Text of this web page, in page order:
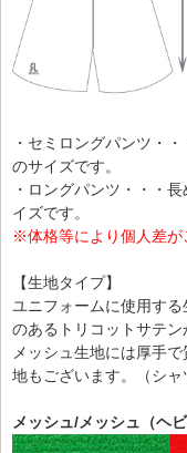
・セミロングパンツ・
のサイズです。
・ロングパンツ・・・
イズです。
※体格等により個人差が
【生地タイプ】
ユニフォームに使用す
のあるトリコットサテン
メッシュ生地には厚手
地もございます。（シャ
メッシュ/メッシュ（ヘビ